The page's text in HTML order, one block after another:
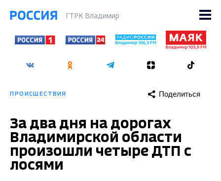
ГТРК Владимир
ПРОИСШЕСТВИЯ Поделиться
За два дня на дорогах
Владимирской области
произошли четыре ДТП с
лосями